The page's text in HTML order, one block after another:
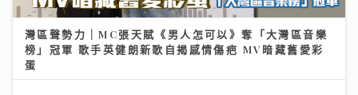
灣區聲勢力｜MC張天賦《男人怎可以》奪「大灣區音樂
榜」冠軍 歌手英健朗新歌自揭感情傷疤 MV暗藏舊愛彩
蛋